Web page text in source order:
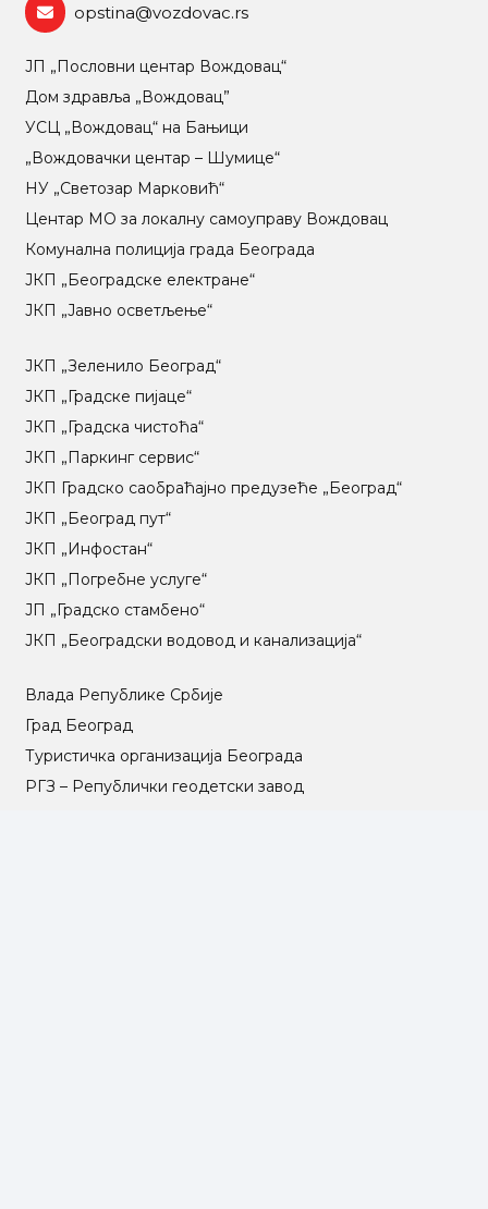
opstina@vozdovac.rs
ЈП „Пословни центар Вождовац“
Дом здравља „Вождовац”
УСЦ „Вождовац“ на Бањици
„Вождовачки центар – Шумице“
НУ „Светозар Марковић“
Центар МO за локалну самоуправу Вождовац
Комунална полиција града Београда
ЈКП „Београдске електране“
ЈКП „Јавно осветљење“
ЈКП „Зеленило Београд“
ЈКП „Градске пијаце“
ЈКП „Градска чистоћа“
ЈКП „Паркинг сервис“
ЈКП Градско саобраћајно предузеће „Београд“
ЈКП „Београд пут“
ЈКП „Инфостан“
ЈКП „Погребне услуге“
ЈП „Градско стамбено“
ЈКП „Београдски водовод и канализација“
Влада Републике Србије
Град Београд
Туристичка организација Београда
РГЗ – Републички геодетски завод